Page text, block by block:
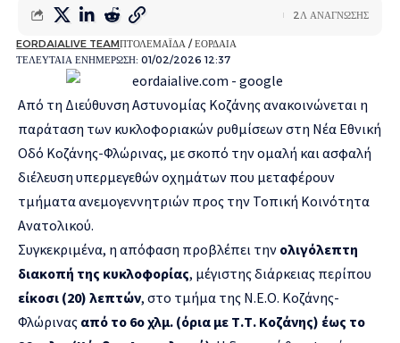
ΤΕΛΕΥΤΑΙΑ ΕΝΗΜΕΡΩΣΗ: 01/02/2026 12:37
EORDAIALIVE TEAMΠΤΟΛΕΜΑΪΔΑ / ΕΟΡΔΑΙΑ
2Λ ΑΝΑΓΝΩΣΗΣ
Από τη Διεύθυνση Αστυνομίας Κοζάνης ανακοινώνεται η
παράταση των κυκλοφοριακών ρυθμίσεων στη Νέα Εθνική
Οδό Κοζάνης-Φλώρινας, με σκοπό την ομαλή και ασφαλή
διέλευση υπερμεγεθών οχημάτων που μεταφέρουν
τμήματα ανεμογεννητριών προς την Τοπική Κοινότητα
Ανατολικού.
Συγκεκριμένα, η απόφαση προβλέπει την ολιγόλεπτη
διακοπή της κυκλοφορίας, μέγιστης διάρκειας περίπου
είκοσι (20) λεπτών, στο τμήμα της Ν.Ε.Ο. Κοζάνης-
Φλώρινας από το 6ο χλμ. (όρια με Τ.Τ. Κοζάνης) έως το